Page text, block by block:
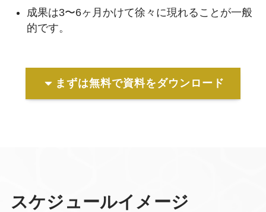
成果は3〜6ヶ月かけて徐々に現れることが一般
的です。
まずは無料で資料をダウンロード
スケジュールイメージ